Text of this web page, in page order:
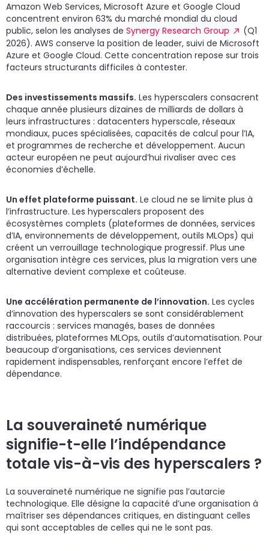
Amazon Web Services, Microsoft Azure et Google Cloud
concentrent environ 63% du marché mondial du cloud
public, selon les analyses de Synergy Research Group
(Q1
2026). AWS conserve la position de leader, suivi de Microsoft
Azure et Google Cloud. Cette concentration repose sur trois
facteurs structurants difficiles à contester.
Des investissements massifs. Les hyperscalers consacrent
chaque année plusieurs dizaines de milliards de dollars à
leurs infrastructures : datacenters hyperscale, réseaux
mondiaux, puces spécialisées, capacités de calcul pour l’IA,
et programmes de recherche et développement. Aucun
acteur européen ne peut aujourd’hui rivaliser avec ces
économies d’échelle.
Un effet plateforme puissant. Le cloud ne se limite plus à
l’infrastructure. Les hyperscalers proposent des
écosystèmes complets (plateformes de données, services
d’IA, environnements de développement, outils MLOps) qui
créent un verrouillage technologique progressif. Plus une
organisation intègre ces services, plus la migration vers une
alternative devient complexe et coûteuse.
Une accélération permanente de l’innovation. Les cycles
d’innovation des hyperscalers se sont considérablement
raccourcis : services managés, bases de données
distribuées, plateformes MLOps, outils d’automatisation. Pour
beaucoup d’organisations, ces services deviennent
rapidement indispensables, renforçant encore l’effet de
dépendance.
La souveraineté numérique
signifie-t-elle l’indépendance
totale vis-à-vis des hyperscalers ?
La souveraineté numérique ne signifie pas l’autarcie
technologique. Elle désigne la capacité d’une organisation à
maîtriser ses dépendances critiques, en distinguant celles
qui sont acceptables de celles qui ne le sont pas.